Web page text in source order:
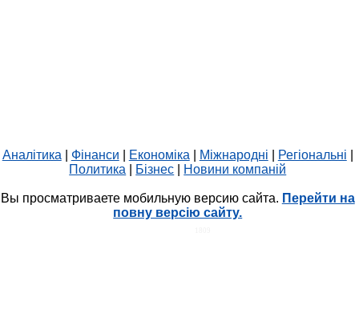
Аналітика Фінанси Економіка Міжнародні Регіональні
Политика
Бізнес Новини компаній
Вы просматриваете мобильную версию сайта. Перейти на
повну версію сайту.